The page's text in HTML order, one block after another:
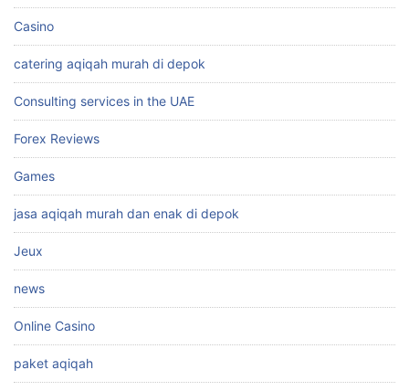
Casino
catering aqiqah murah di depok
Consulting services in the UAE
Forex Reviews
Games
jasa aqiqah murah dan enak di depok
Jeux
news
Online Casino
paket aqiqah